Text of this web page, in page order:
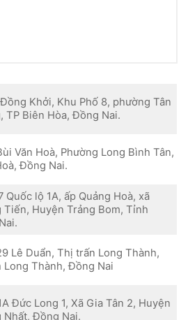
Khởi, Khu Phố 8, phường Tân
TP Biên Hòa, Đồng Nai.
Văn Hoà, Phường Long Bình Tân,
Đồng Nai.
Quốc lộ 1A, ấp Quảng Hoà, xã
Tiến, Huyện Trảng Bom, Tỉnh
Lê Duẩn, Thị trấn Long Thành,
Long Thành, Đồng Nai
Đức Long 1, Xã Gia Tân 2, Huyện
Nhất, Đồng Nai.